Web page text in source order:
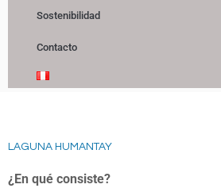
Sostenibilidad
Contacto
LAGUNA HUMANTAY
¿En qué consiste?